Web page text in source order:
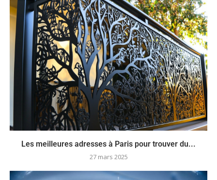
Les meilleures adresses à Paris pour trouver du...
27 mars 2025